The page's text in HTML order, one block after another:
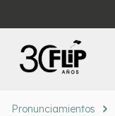
Pronunciamientos